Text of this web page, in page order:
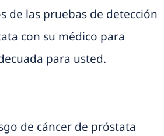
de las pruebas de detección
con su médico para
para usted.
de cáncer de próstata